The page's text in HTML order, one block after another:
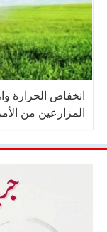
انخفاض الحرارة
المزارعين من